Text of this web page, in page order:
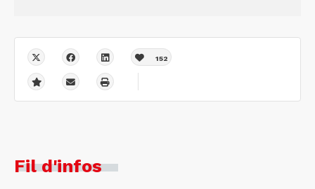
152
Fil d'infos